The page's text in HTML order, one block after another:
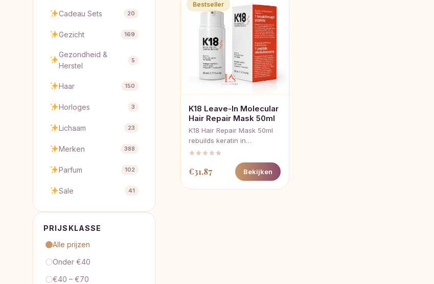
Cadeau Sets 20
Gezicht 169
Gezondheid &
Herstel
5
Haar 150
Horloges 3
Lichaam 23
Merken 388
Parfum 102
Sale 41
PRIJSKLASSE
Alle prijzen
Onder €40
€40 – €70
Bestseller
K18 Leave-In Molecular
Hair Repair Mask 50ml
K18 Hair Repair Mask 50ml
rebuilds keratin in…
€31,87 Bekijken